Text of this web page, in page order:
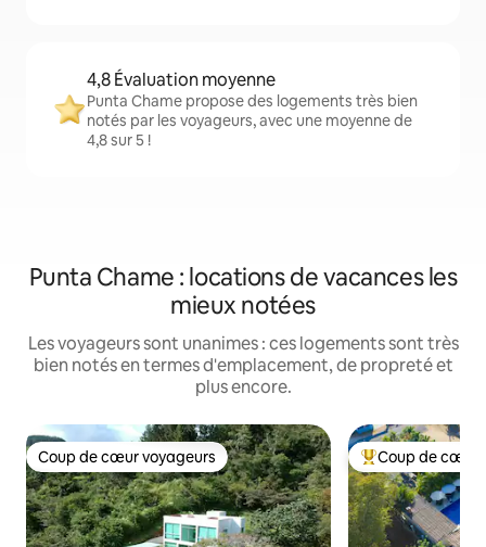
4,8 Évaluation moyenne
Punta Chame propose des logements très bien
notés par les voyageurs, avec une moyenne de
4,8 sur 5 !
Punta Chame : locations de vacances les
mieux notées
Les voyageurs sont unanimes : ces logements sont très
bien notés en termes d'emplacement, de propreté et
plus encore.
Coup de cœur voyageurs
Coup de cœur voyageurs Coups de cœur
Coup de cœur